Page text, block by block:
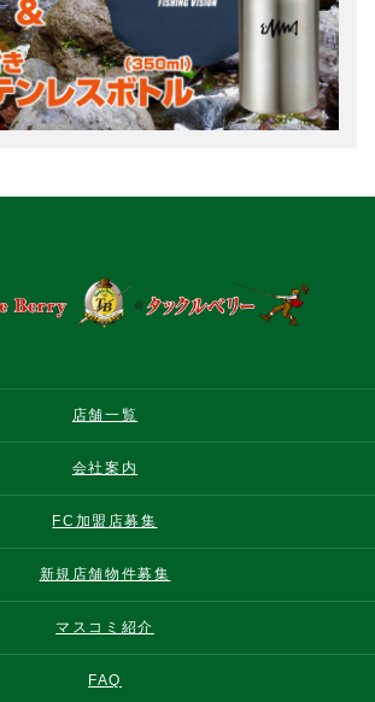
店舗一覧
会社案内
FC加盟店募集
新規店舗物件募集
マスコミ紹介
FAQ